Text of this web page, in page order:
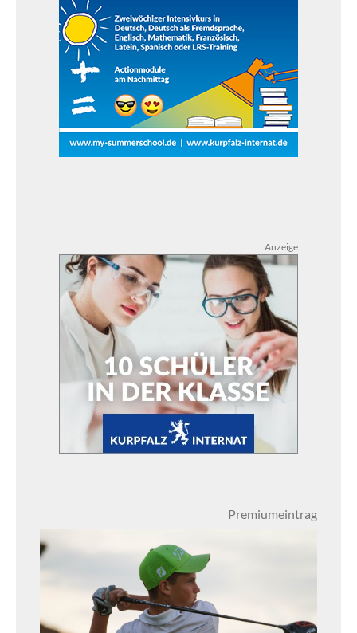
Anzeige
Premiumeintrag